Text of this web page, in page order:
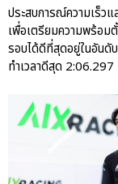
ประสบการณ์ความเร็ว
เพื่อเตรียมความพร้อม
รอบได้ดีที่สุดอยู่ในอันดั
ทำเวลาดีสุด 2:06.297